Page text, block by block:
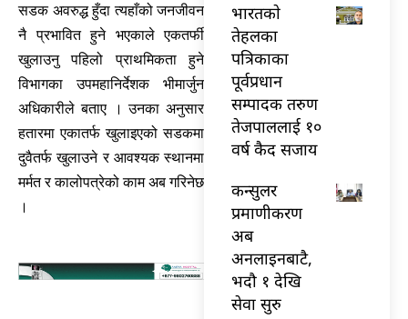
सडक अवरुद्ध हुँदा त्यहाँको जनजीवन
नै प्रभावित हुने भएकाले एकतर्फी
खुलाउनु पहिलो प्राथमिकता हुने
विभागका उपमहानिर्देशक भीमार्जुन
अधिकारीले बताए । उनका अनुसार
हतारमा एकातर्फ खुलाइएको सडकमा
दुवैतर्फ खुलाउने र आवश्यक स्थानमा
मर्मत र कालोपत्रेको काम अब गरिनेछ
।
भारतकाे
तेहलका
पत्रिकाका
पूर्वप्रधान
सम्पादक तरुण
तेजपाललाई १०
वर्ष कैद सजाय
कन्सुलर
प्रमाणीकरण
अब
अनलाइनबाटै,
भदौ १ देखि
सेवा सुरु